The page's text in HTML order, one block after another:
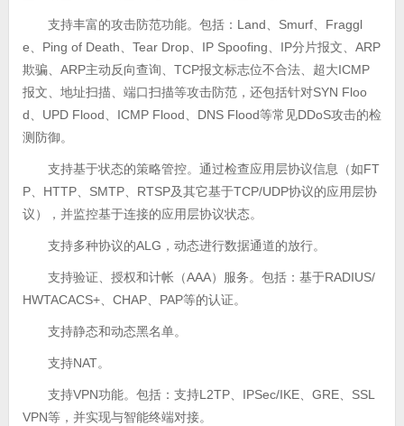
支持丰富的攻击防范功能。包括：Land、Smurf、Fraggl
e、Ping of Death、Tear Drop、IP Spoofing、IP分片报文、ARP
欺骗、ARP主动反向查询、TCP报文标志位不合法、超大ICMP
报文、地址扫描、端口扫描等攻击防范，还包括针对SYN Floo
d、UPD Flood、ICMP Flood、DNS Flood等常见DDoS攻击的检
测防御。
支持基于状态的策略管控。通过检查应用层协议信息（如FT
P、HTTP、SMTP、RTSP及其它基于TCP/UDP协议的应用层协
议），并监控基于连接的应用层协议状态。
支持多种协议的ALG，动态进行数据通道的放行。
支持验证、授权和计帐（AAA）服务。包括：基于RADIUS/
HWTACACS+、CHAP、PAP等的认证。
支持静态和动态黑名单。
支持NAT。
支持VPN功能。包括：支持L2TP、IPSec/IKE、GRE、SSL
VPN等，并实现与智能终端对接。